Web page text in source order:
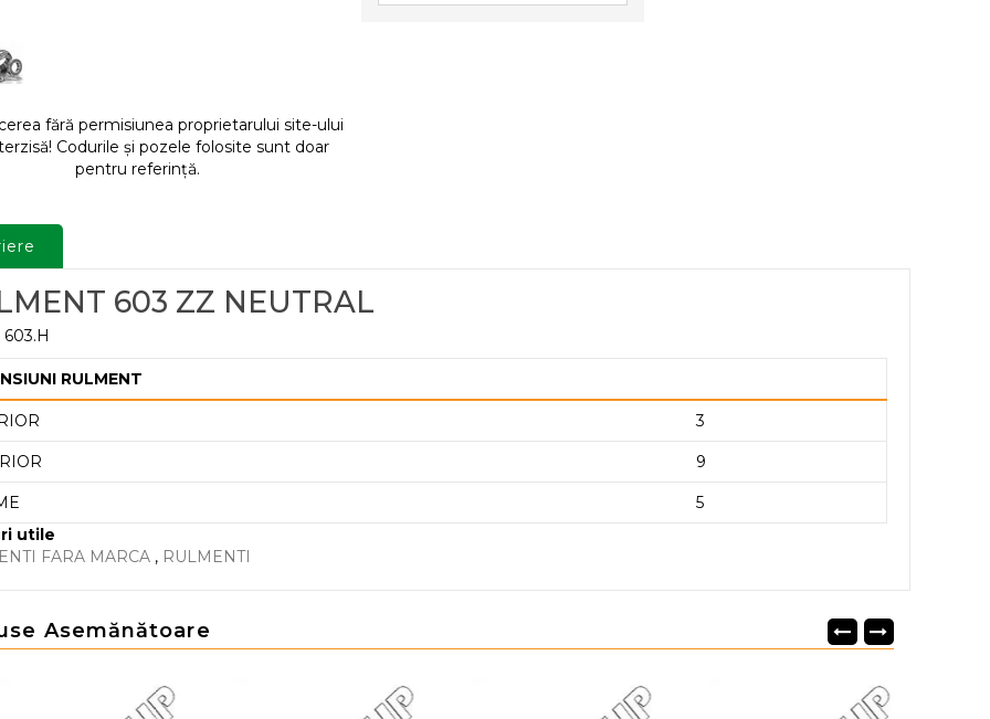
fără permisiunea proprietarului site-ului
Codurile și pozele folosite sunt doar
pentru referință.
603 ZZ NEUTRAL
RULMENT
3
9
5
utile
FARA MARCA , RULMENTI
Asemănătoare